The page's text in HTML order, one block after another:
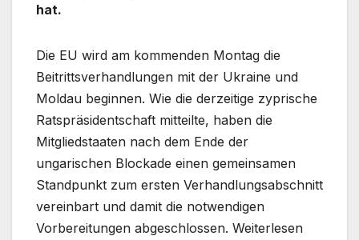
hat.
Die EU wird am kommenden Montag die
Beitrittsverhandlungen mit der Ukraine und
Moldau beginnen. Wie die derzeitige zyprische
Ratspräsidentschaft mitteilte, haben die
Mitgliedstaaten nach dem Ende der
ungarischen Blockade einen gemeinsamen
Standpunkt zum ersten Verhandlungsabschnitt
vereinbart und damit die notwendigen
Vorbereitungen abgeschlossen. Weiterlesen